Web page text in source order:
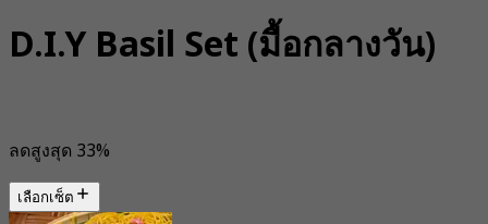
D.I.Y Basil Set (มื้อกลางวัน)
ลดสูงสุด 33%
เลือกเซ็ต